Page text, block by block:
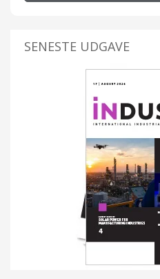
SENESTE UDGAVE